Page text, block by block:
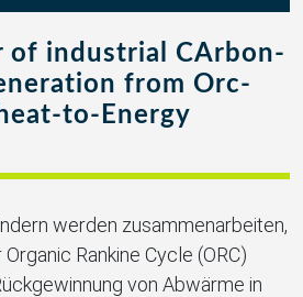
of industrial CArbon-
from Orc-
to-Energy
werden zusammenarbeiten,
Organic Rankine Cycle (ORC)
von Abwärme in